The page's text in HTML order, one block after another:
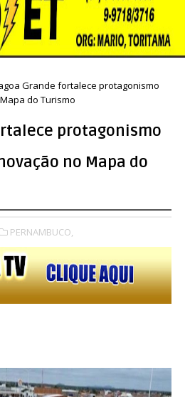
Grande fortalece protagonismo
do Turismo
protagonismo
no Mapa do
PERNAMBUCO,